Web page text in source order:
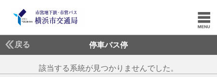
戻る 停車バス停
該当する系統が見つかりませんでした。